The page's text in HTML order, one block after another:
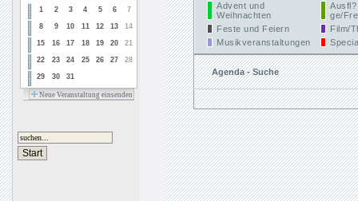
1 2 3 4 5 6 7
8 9 10 11 12 13 14
15 16 17 18 19 20 21
22 23 24 25 26 27 28
29 30 31
Neue Veranstaltung einsenden
Advent und
Weihnachten
Ausfl?
ge/
Feste und Feiern
Film/
Musikveranstaltungen
Agenda - Suche